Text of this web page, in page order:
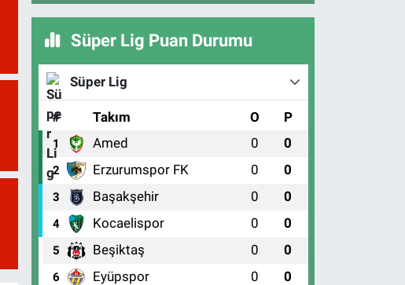
Süper Lig Puan Durumu
Süper Lig
# Takım O P
1 Amed 0 0
2 Erzurumspor FK 0 0
3 Başakşehir 0 0
4 Kocaelispor 0 0
5 Beşiktaş 0 0
6 Eyüpspor 0 0